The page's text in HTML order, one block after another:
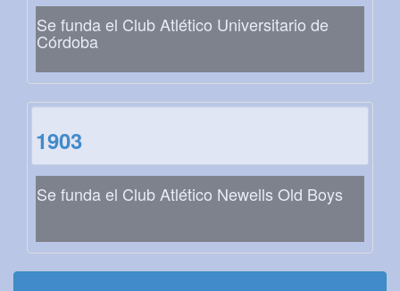
Se funda el Club Atlético Universitario de
Córdoba
1903
Se funda el Club Atlético Newells Old Boys